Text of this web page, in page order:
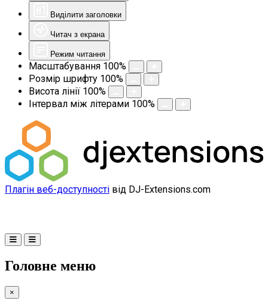
Виділити заголовки
Читач з екрана
Режим читання
Масштабування 100%
Розмір шрифту 100%
Висота лінії 100%
Інтервал між літерами 100%
Плагін веб-доступності від DJ-Extensions.com
Головне меню
×